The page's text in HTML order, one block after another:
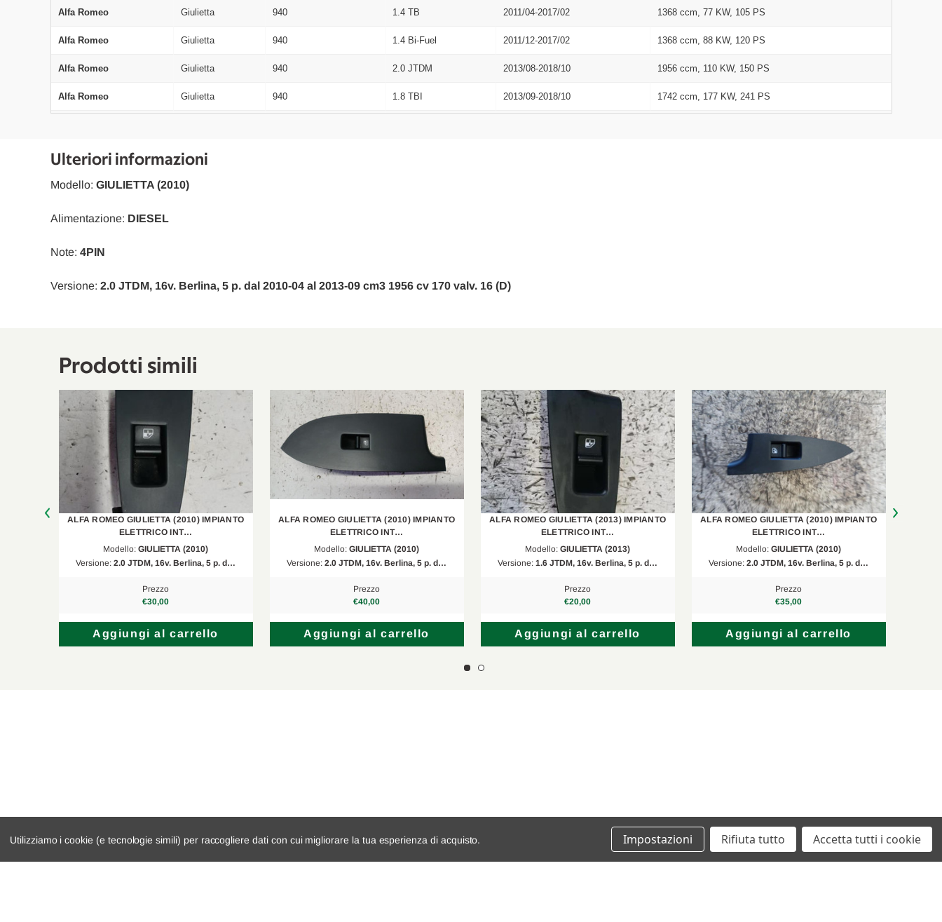
Alfa Romeo Giulietta 940 1.4 TB 2011/04-2017/02 1368 ccm, 77 KW, 105 PS
Alfa Romeo Giulietta 940 1.4 Bi-Fuel 2011/12-2017/02 1368 ccm, 88 KW, 120 PS
Alfa Romeo Giulietta 940 2.0 JTDM 2013/08-2018/10 1956 ccm, 110 KW, 150 PS
Alfa Romeo Giulietta 940 1.8 TBI 2013/09-2018/10 1742 ccm, 177 KW, 241 PS
Alfa Romeo Giulietta
Alfa Romeo Giulietta
Alfa Romeo Giulietta 940 1.4 TB 2014/09-2018/10
Ulteriori informazioni
Modello: GIULIETTA (2010)
Versione: 2.0 JTDM, 16v. Berlina, 5 p. dal 2010-04 al 2013-09 cm3 1956 cv 170 valv. 16 (D)
Alimentazione: DIESEL
Note: 4PIN
Prodotti simili
ALFA ROMEO GIULIETTA (2010) IMPIANTO
ELETTRICO INT…
Modello: GIULIETTA (2010)
Versione: 2.0 JTDM, 16v. Berlina, 5 p. d…
Prezzo
€30,00
Aggiungi al carrello
ALFA ROMEO GIULIETTA (2010) IMPIANTO
ELETTRICO INT…
Modello: GIULIETTA (2010)
Versione: 2.0 JTDM, 16v. Berlina, 5 p. d…
Prezzo
€40,00
Aggiungi al carrello
ALFA ROMEO GIULIETTA (2013) IMPIANTO
ELETTRICO INT…
Modello: GIULIETTA (2013)
Versione: 1.6 JTDM, 16v. Berlina, 5 p. d…
Prezzo
€20,00
Aggiungi al carrello
ALFA ROMEO GIULIETTA (2010) IMPIANTO
ELETTRICO INT…
Modello: GIULIETTA (2010)
Versione: 2.0 JTDM, 16v. Berlina, 5 p. d…
Prezzo
€35,00
Aggiungi al carrello
Utilizziamo i cookie (e tecnologie simili) per raccogliere dati con cui migliorare la tua esperienza di acquisto. Impostazioni Rifiuta tutto Accetta tutti i cookie